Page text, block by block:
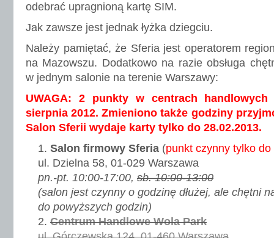
odebrać upragnioną kartę SIM.
Jak zawsze jest jednak łyżka dziegciu.
Należy pamiętać, że Sferia jest operatorem
na Mazowszu. Dodatkowo na razie obsługa
w jednym salonie na terenie Warszawy:
UWAGA: 2 punkty w centrach handlowych
sierpnia 2012. Zmieniono także godziny
Salon Sferii wydaje karty tylko do 28.02.2013.
Salon firmowy Sferia (punkt czynny tylko
ul. Dzielna 58, 01-029 Warszawa
pn.-pt. 10:00-17:00, sb. 10:00-13:00
(salon jest czynny o godzinę dłużej, ale chętni
do powyższych godzin)
Centrum Handlowe Wola Park